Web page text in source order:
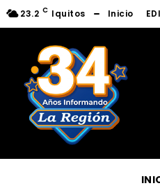
23.2 C Iquitos Inicio